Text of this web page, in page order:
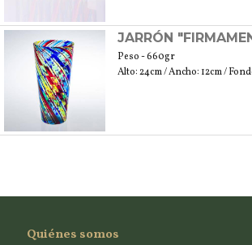
JARRÓN
Peso - 660gr
Alto: 24cm / Ancho: 12cm /
Quiénes somos